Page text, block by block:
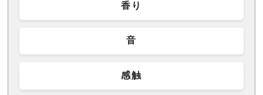
香り
音
感触